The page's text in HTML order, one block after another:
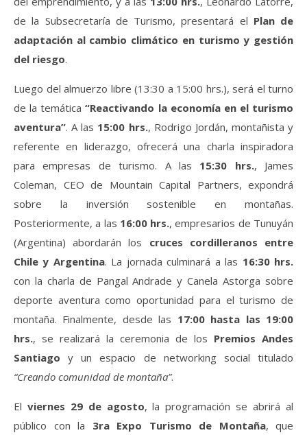
de la Subsecretaría de Turismo, presentará el Plan de
adaptación al cambio climático en turismo y gestión
del riesgo.
Luego del almuerzo libre (13:30 a 15:00 hrs.), será el turno
de la temática“Reactivando la economía en el turismo
aventura”. A las 15:00 hrs., Rodrigo Jordán, montañista y
referente en liderazgo, ofrecerá una charla inspiradora
para empresas de turismo. A las 15:30 hrs., James
Coleman, CEO de Mountain Capital Partners, expondrá
sobre la inversión sostenible en montañas.
Posteriormente, a las 16:00 hrs., empresarios de Tunuyán
(Argentina) abordarán los cruces cordilleranos entre
Chile y Argentina. La jornada culminará a las 16:30 hrs.
con la charla de Pangal Andrade y Canela Astorga sobre
deporte aventura como oportunidad para el turismo de
montaña. Finalmente, desde las 17:00 hasta las 19:00
hrs., se realizará la ceremonia de los Premios Andes
Santiago y un espacio de networking social titulado
“Creando comunidad de montaña”.
El viernes 29 de agosto, la programación se abrirá al
público con la 3ra Expo Turismo de Montaña, que